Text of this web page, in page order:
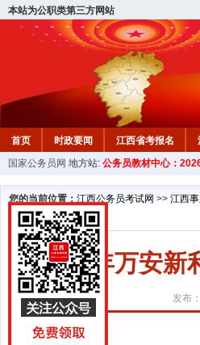
本站为公职类第三方网站
首页 时政要闻 江西省考报名
教材中心
国家公务员网 地方站: 公务员教材中心：
您的当前位置： 江西公务员考试网 >> 江西
2025年万安新
发布